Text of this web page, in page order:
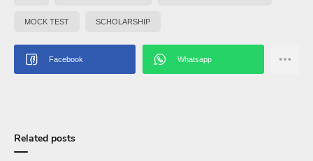
MOCK TEST SCHOLARSHIP
Related posts